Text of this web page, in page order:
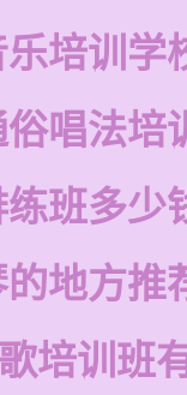
培训学
唱法培
班多少
地方推
培训班